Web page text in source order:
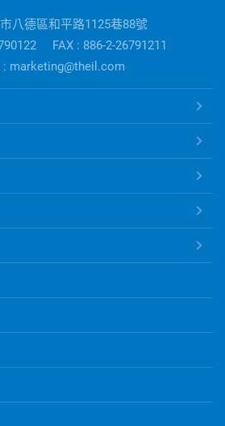
八德區和平路1125巷88號
FAX : 886-2-26791211
: marketing@theil.com